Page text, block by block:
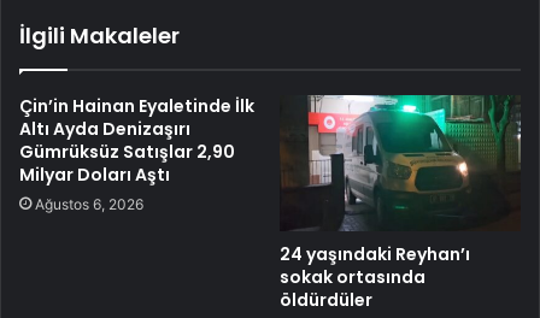
İlgili Makaleler
Çin’in Hainan Eyaletinde İlk
Altı Ayda Denizaşırı
Gümrüksüz Satışlar 2,90
Milyar Doları Aştı
Ağustos 6, 2026
24 yaşındaki Reyhan’ı
sokak ortasında
öldürdüler